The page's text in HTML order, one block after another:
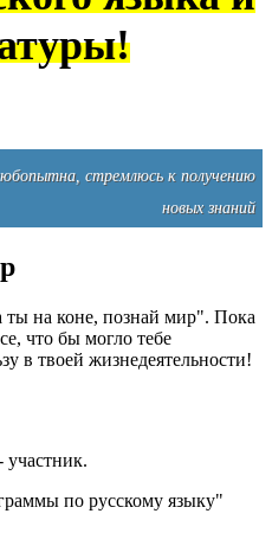
стремлюсь к получению
новых знаний
на коне, познай мир". Пока
что бы могло тебе
в твоей жизнедеятельности!
участник.
по русскому языку"